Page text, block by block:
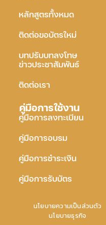
หลักสูตรทั้งหมด
ติดต่อขอบัตรใหม่
บทปรับบทลงโทษ
ข่าวประชาสัมพันธ์
ติดต่อเรา
คู่มือการใช้งาน
คู่มือการลงทะเบียน
คู่มือการอบรม
คู่มือการชำระเงิน
คู่มือการรับบัตร
นโยบายความเป็นส่วนตัว
นโยบายธุรกิจ